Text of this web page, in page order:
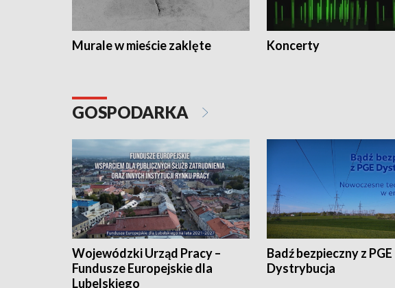
Murale w mieście zaklęte Koncerty
GOSPODARKA
Wojewódzki Urząd Pracy –
Fundusze Europejskie dla
Lubelskiego
Badź bezpieczny z PGE
Dystrybucja